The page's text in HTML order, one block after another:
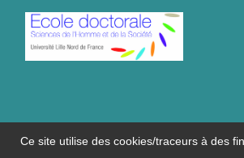
Ce site utilise des cookies/traceurs à des